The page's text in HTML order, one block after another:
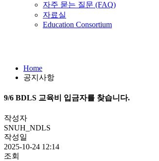
자주 묻는 질문 (FAQ)
자료실
Education Consortium
Home
공지사항
9/6 BDLS 교육비 입금자를 찾습니다.
작성자
SNUH_NDLS
작성일
2025-10-24 12:14
조회